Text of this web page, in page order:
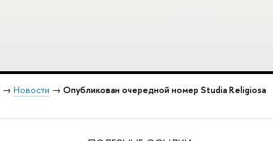
→ Новости → Опубликован очередной номер Studia Religiosa